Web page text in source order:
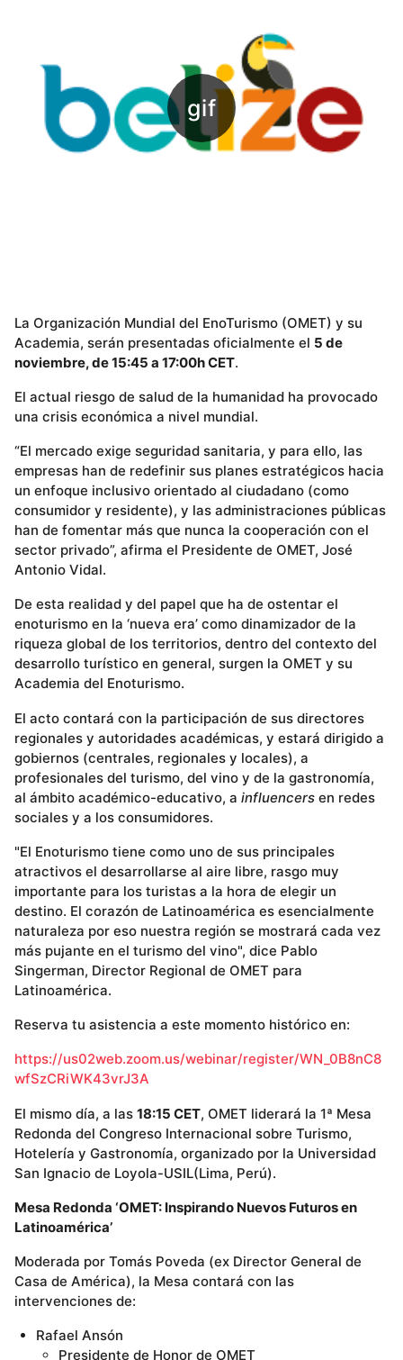
La Organización Mundial del EnoTurismo (OMET) y su
Academia, serán presentadas oficialmente el 5 de
noviembre, de 15:45 a 17:00h CET.
El actual riesgo de salud de la humanidad ha provocado
una crisis económica a nivel mundial.
“El mercado exige seguridad sanitaria, y para ello, las
empresas han de redefinir sus planes estratégicos hacia
un enfoque inclusivo orientado al ciudadano (como
consumidor y residente), y las administraciones públicas
han de fomentar más que nunca la cooperación con el
sector privado”, afirma el Presidente de OMET, José
Antonio Vidal.
De esta realidad y del papel que ha de ostentar el
enoturismo en la ‘nueva era’ como dinamizador de la
riqueza global de los territorios, dentro del contexto del
desarrollo turístico en general, surgen la OMET y su
Academia del Enoturismo.
El acto contará con la participación de sus directores
regionales y autoridades académicas, y estará dirigido a
gobiernos (centrales, regionales y locales), a
profesionales del turismo, del vino y de la gastronomía,
al ámbito académico-educativo, a influencers en redes
sociales y a los consumidores.
"El Enoturismo tiene como uno de sus principales
atractivos el desarrollarse al aire libre, rasgo muy
importante para los turistas a la hora de elegir un
destino. El corazón de Latinoamérica es esencialmente
naturaleza por eso nuestra región se mostrará cada vez
más pujante en el turismo del vino", dice Pablo
Singerman, Director Regional de OMET para
Latinoamérica.
Reserva tu asistencia a este momento histórico en:
https://us02web.zoom.us/webinar/register/WN_0B8nC8
wfSzCRiWK43vrJ3A
El mismo día, a las 18:15 CET, OMET liderará la 1ª Mesa
Redonda del Congreso Internacional sobre Turismo,
Hotelería y Gastronomía, organizado por la Universidad
San Ignacio de Loyola-USIL(Lima, Perú).
Mesa Redonda ‘OMET: Inspirando Nuevos Futuros en
Latinoamérica’
Moderada por Tomás Poveda (ex Director General de
Casa de América), la Mesa contará con las
intervenciones de:
Rafael Ansón
Presidente de Honor de OMET